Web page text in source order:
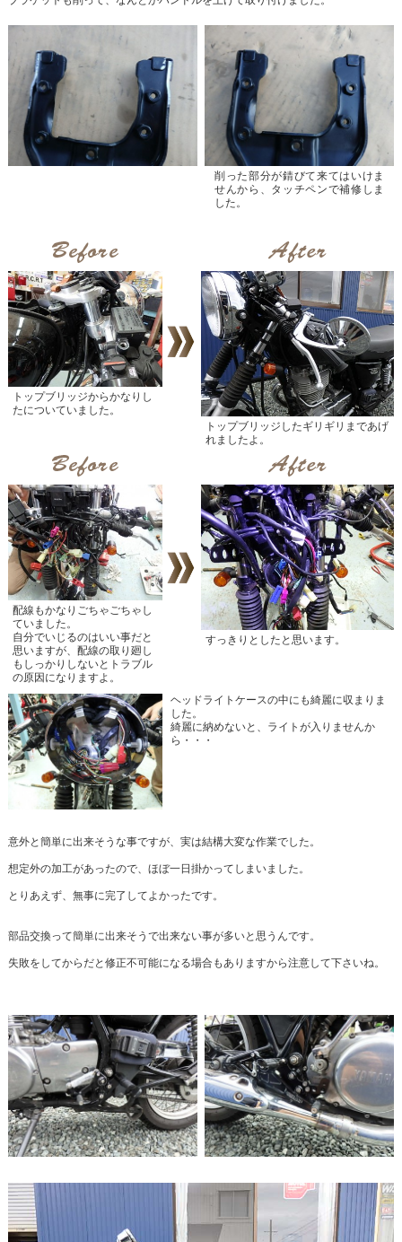
削った部分が錆びて来てはいけま
せんから、タッチペンで補修しま
した。
トップブリッジからかなりし
たについていました。
トップブリッジしたギリギリまであげ
れましたよ。
配線もかなりごちゃごちゃし
ていました。
自分でいじるのはいい事だと
思いますが、配線の取り廻し
もしっかりしないとトラブル
の原因になりますよ。
すっきりとしたと思います。
ヘッドライトケースの中にも綺麗に収まりま
した。
綺麗に納めないと、ライトが入りませんか
ら・・・
意外と簡単に出来そうな事ですが、実は結構大変な作業でした。
想定外の加工があったので、ほぼ一日掛かってしまいました。
とりあえず、無事に完了してよかったです。
部品交換って簡単に出来そうで出来ない事が多いと思うんです。
失敗をしてからだと修正不可能になる場合もありますから注意して下さいね。